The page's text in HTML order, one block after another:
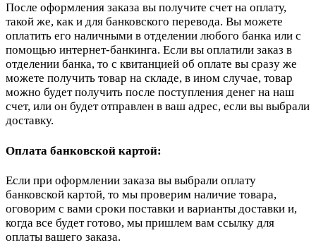
После оформления заказа вы получите счет на оплату,
такой же, как и для банковского перевода. Вы можете
оплатить его наличными в отделении любого банка или с
помощью интернет-банкинга. Если вы оплатили заказ в
отделении банка, то с квитанцией об оплате вы сразу же
можете получить товар на складе, в ином случае, товар
можно будет получить после поступления денег на наш
счет, или он будет отправлен в ваш адрес, если вы выбрали
доставку.
Оплата банковской картой:
Если при оформлении заказа вы выбрали оплату
банковской картой, то мы проверим наличие товара,
оговорим с вами сроки поставки и варианты доставки и,
когда все будет готово, мы пришлем вам ссылку для
оплаты вашего заказа.